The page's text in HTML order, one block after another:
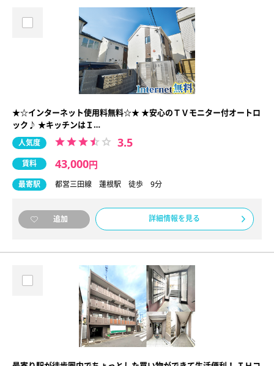
★☆インターネット使用料無料☆★ ★安心のＴＶモニター付オートロ
ック♪ ★キッチンはＩ…
人気度 3.5
賃料 43,000円
最寄駅 都営三田線 蓮根駅 徒歩 9分
追加 詳細情報を見る